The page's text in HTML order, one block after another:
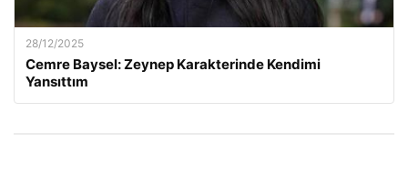
28/12/2025
Cemre Baysel: Zeynep Karakterinde Kendimi
Yansıttım